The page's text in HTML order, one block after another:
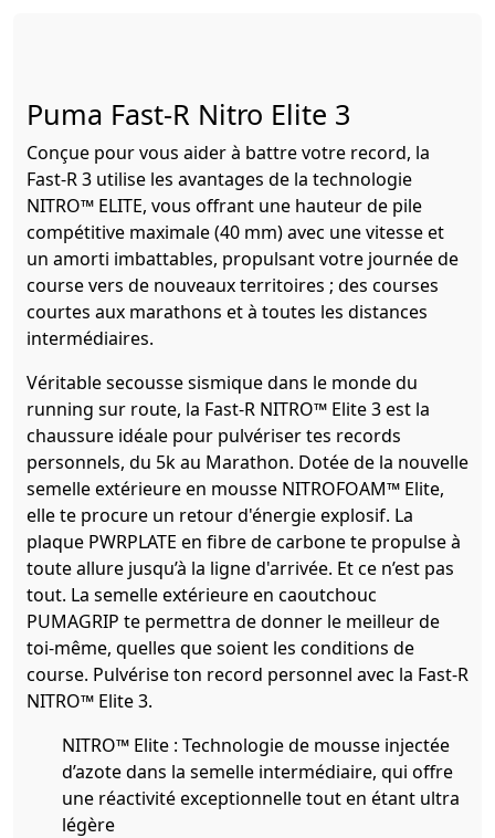
Puma Fast-R Nitro Elite 3
Conçue pour vous aider à battre votre record, la
Fast-R 3 utilise les avantages de la technologie
NITRO™ ELITE, vous offrant une hauteur de pile
compétitive maximale (40 mm) avec une vitesse et
un amorti imbattables, propulsant votre journée de
course vers de nouveaux territoires ; des courses
courtes aux marathons et à toutes les distances
intermédiaires.
Véritable secousse sismique dans le monde du
running sur route, la Fast-R NITRO™ Elite 3 est la
chaussure idéale pour pulvériser tes records
personnels, du 5k au Marathon. Dotée de la nouvelle
semelle extérieure en mousse NITROFOAM™ Elite,
elle te procure un retour d'énergie explosif. La
plaque PWRPLATE en fibre de carbone te propulse à
toute allure jusqu’à la ligne d'arrivée. Et ce n’est pas
tout. La semelle extérieure en caoutchouc
PUMAGRIP te permettra de donner le meilleur de
toi-même, quelles que soient les conditions de
course. Pulvérise ton record personnel avec la Fast-R
NITRO™ Elite 3.
NITRO™ Elite : Technologie de mousse injectée
d’azote dans la semelle intermédiaire, qui offre
une réactivité exceptionnelle tout en étant ultra
légère